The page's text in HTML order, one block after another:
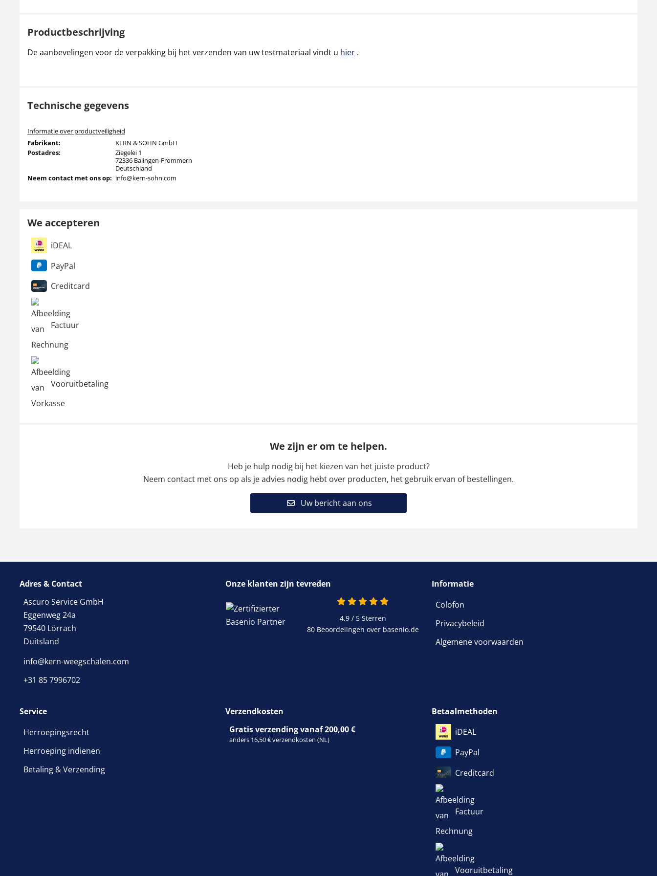
Productbeschrijving
De aanbevelingen voor de verpakking bij het verzenden van uw testmateriaal vindt u hier .
Technische gegevens
Informatie over productveiligheid
Fabrikant:
KERN & SOHN GmbH
Postadres:
Ziegelei 1
72336 Balingen-Frommern
Deutschland
Neem contact met ons op: info@kern-sohn.com
We accepteren
iDEAL
PayPal
Creditcard
Factuur
Vooruitbetaling
We zijn er om te helpen.
Heb je hulp nodig bij het kiezen van het juiste product?
Neem contact met ons op als je advies nodig hebt over producten, het gebruik ervan of bestellingen.
Uw bericht aan ons
Adres & Contact
Ascuro Service GmbH
Eggenweg 24a
79540 Lörrach
Duitsland
info@kern-weegschalen.com
+31 85 7996702
Onze klanten zijn tevreden
4.9 / 5Sterren
80 Beoordelingen over basenio.de
Informatie
Colofon
Privacybeleid
Algemene voorwaarden
Service
Herroepingsrecht
Herroeping indienen
Betaling & Verzending
Verzendkosten
Gratis verzending vanaf 200,00 €
anders 16,50 € verzendkosten (NL)
Betaalmethoden
iDEAL
PayPal
Creditcard
Factuur
Vooruitbetaling